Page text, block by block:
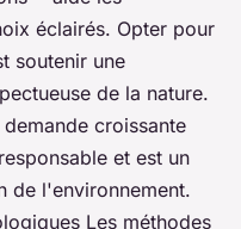
éclairés. Opter pour
soutenir une
de la nature.
croissante
et est un
de l'environnement.
Les méthodes